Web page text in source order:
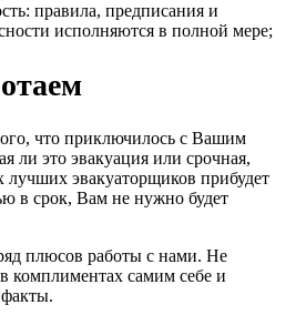
правила, предписания и
исполняются в полной мере;
что приключилось с Вашим
ли это эвакуация или срочная,
эвакуаторщиков прибудет
в срок, Вам не нужно будет
плюсов работы с нами. Не
комплиментах самим себе и